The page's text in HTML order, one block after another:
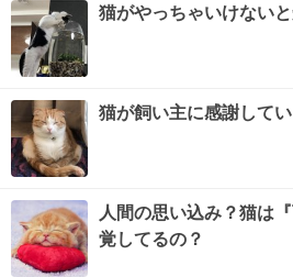
猫がやっちゃいけない
猫が飼い主に感謝して
人間の思い込み？猫は
覚してるの？